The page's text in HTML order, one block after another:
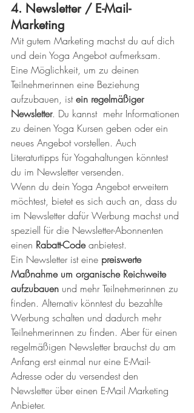
4. Newsletter / E-Mail-
Marketing
Mit gutem Marketing machst du auf dich
und dein Yoga Angebot aufmerksam.
Eine Möglichkeit, um zu deinen
Teilnehmerinnen eine Beziehung
aufzubauen, ist ein regelmäßiger
Newsletter. Du kannst  mehr Informationen
zu deinen Yoga Kursen geben oder ein
neues Angebot vorstellen. Auch
Literaturtipps für Yogahaltungen könntest
du im Newsletter versenden.
Wenn du dein Yoga Angebot erweitern
möchtest, bietet es sich auch an, dass du
im Newsletter dafür Werbung machst und
speziell für die Newsletter-Abonnenten
einen Rabatt-Code anbietest.
Ein Newsletter ist eine preiswerte
Maßnahme um organische Reichweite
aufzubauen und mehr Teilnehmerinnen zu
finden. Alternativ könntest du bezahlte
Werbung schalten und dadurch mehr
Teilnehmerinnen zu finden. Aber für einen
regelmäßigen Newsletter brauchst du am
Anfang erst einmal nur eine E-Mail-
Adresse oder du versendest den
Newsletter über einen E-Mail Marketing
Anbieter.